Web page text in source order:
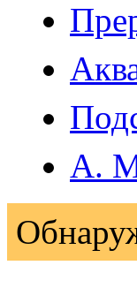
А.